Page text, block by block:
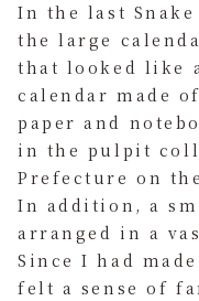
In the last
the large
that looked like
calendar made
paper and
in the pulpit
Prefecture on
In addition, a
arranged in a
Since I had
felt a sense of